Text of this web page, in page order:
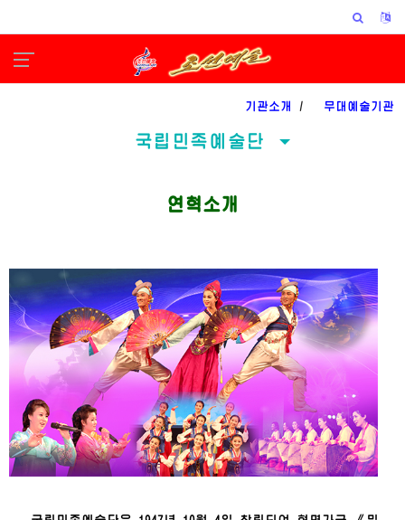
기관소개 / 무대예술기관
국립민족예술단
연혁소개